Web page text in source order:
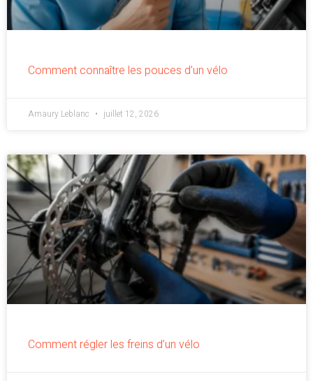
Comment connaître les pouces d’un vélo
Amaury Leblanc juillet 12, 2026
Comment régler les freins d’un vélo